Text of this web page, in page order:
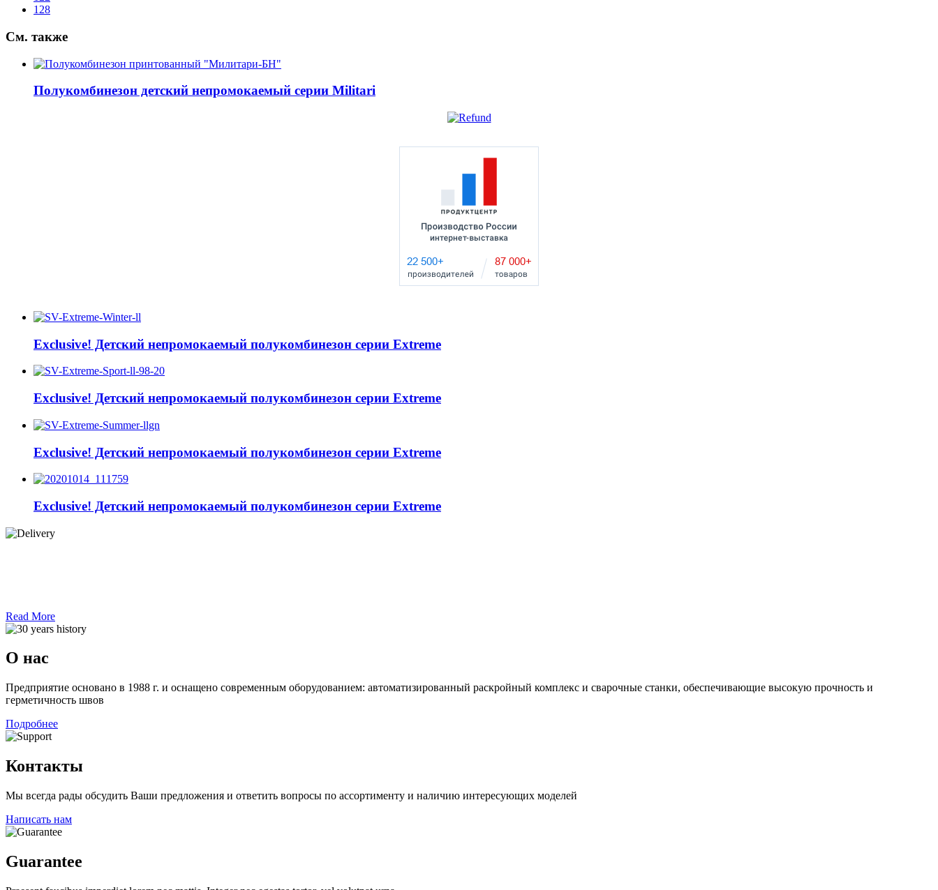
128
См. также
Полукомбинезон детский непромокаемый серии Militari
Exclusive! Детский непромокаемый полукомбинезон серии Extreme
Exclusive! Детский непромокаемый полукомбинезон серии Extreme
Exclusive! Детский непромокаемый полукомбинезон серии Extreme
Exclusive! Детский непромокаемый полукомбинезон серии Extreme
Read More
О нас
Предприятие основано в 1988 г. и оснащено современным оборудованием: автоматизированный раскройный комплекс и сварочные станки, обеспечивающие высокую прочность и
герметичность швов
Подробнее
Контакты
Мы всегда рады обсудить Ваши предложения и ответить вопросы по ассортименту и наличию интересующих моделей
Написать нам
Guarantee